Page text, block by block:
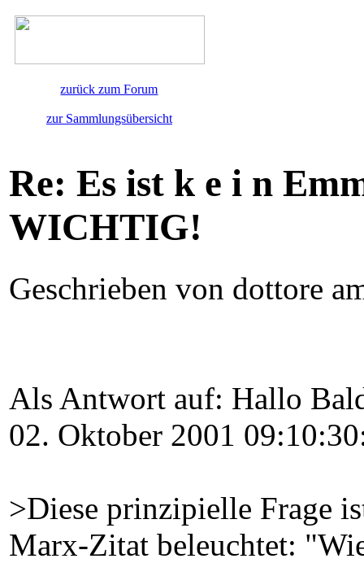
zurück zum Forum
zur Sammlungsübersicht
Re: Es ist k e i n
WICHTIG!
Geschrieben von dottore
Als Antwort auf: Hallo
02. Oktober 2001
>Diese prinzipielle Frage
Marx-Zitat beleuchtet: